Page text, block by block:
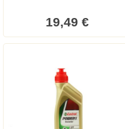
19,49 €